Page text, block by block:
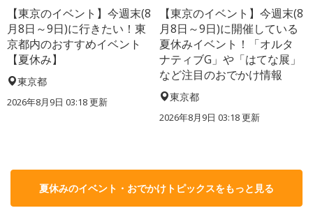
【東京のイベント】今週末(8
月8日～9日)に行きたい！東
京都内のおすすめイベント
【夏休み】
東京都
2026年8月9日 03:18更新
【東京のイベント】今週末(8
月8日～9日)に開催している
夏休みイベント！「オルタ
ナティブG」や「はてな展」
など注目のおでかけ情報
東京都
2026年8月9日 03:18更新
夏休みのイベント・おでかけトピックスをもっと見る